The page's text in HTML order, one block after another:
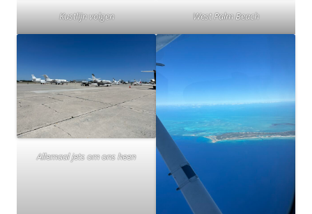
Kustlijn volgen West Palm Beach
Allemaal jets om ons heen